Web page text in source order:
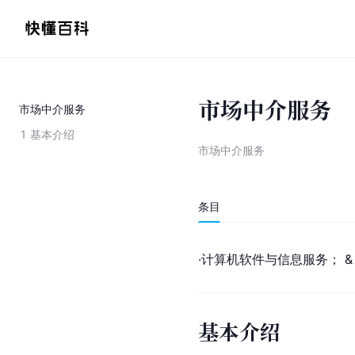
市场中介服务
1 基本介绍
市场中介服务
市场中介服务
条目
·计算机软件与信息服务； &
基本介绍